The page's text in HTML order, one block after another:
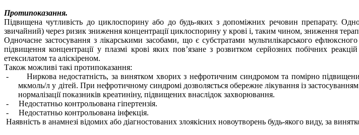
Протипоказання.
Підвищена чутливість до циклоспорину або до будь-яких з допоміжних речовин препарату.
звичайний) через ризик зниження концентрації циклоспорину у крові і, таким чином, зниження
Одночасне застосування з лікарськими засобами, що є субстратами мультилікарського
підвищення концентрації у плазмі крові яких пов’язане з розвитком серйозних побічних
етексилатом та аліскіреном.
Також можливі такі протипоказання:
-
Ниркова недостатність, за винятком хворих з нефротичним синдромом та помірно
мкмоль/л у дітей. При нефротичному синдромі дозволяється обережне лікування із
нормалізації показників креатиніну, підвищених внаслідок захворювання.
-
Недостатньо контрольована гіпертензія.
-
Недостатньо контрольована інфекція.
Наявність в анамнезі відомих або діагностованих злоякісних новоутворень будь-якого виду, за